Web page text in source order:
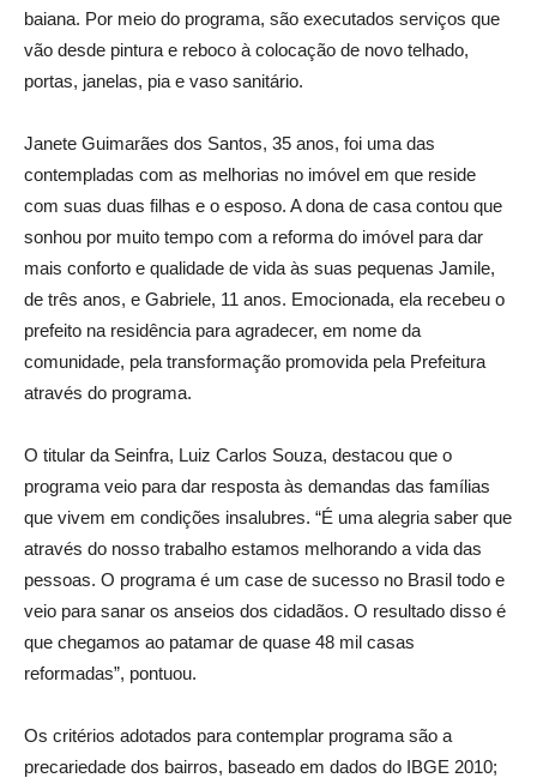
baiana. Por meio do programa, são executados serviços que
vão desde pintura e reboco à colocação de novo telhado,
portas, janelas, pia e vaso sanitário.
Janete Guimarães dos Santos, 35 anos, foi uma das
contempladas com as melhorias no imóvel em que reside
com suas duas filhas e o esposo. A dona de casa contou que
sonhou por muito tempo com a reforma do imóvel para dar
mais conforto e qualidade de vida às suas pequenas Jamile,
de três anos, e Gabriele, 11 anos. Emocionada, ela recebeu o
prefeito na residência para agradecer, em nome da
comunidade, pela transformação promovida pela Prefeitura
através do programa.
O titular da Seinfra, Luiz Carlos Souza, destacou que o
programa veio para dar resposta às demandas das famílias
que vivem em condições insalubres. “É uma alegria saber que
através do nosso trabalho estamos melhorando a vida das
pessoas. O programa é um case de sucesso no Brasil todo e
veio para sanar os anseios dos cidadãos. O resultado disso é
que chegamos ao patamar de quase 48 mil casas
reformadas”, pontuou.
Os critérios adotados para contemplar programa são a
precariedade dos bairros, baseado em dados do IBGE 2010;